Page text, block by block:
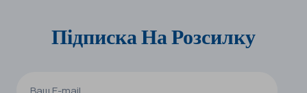
Підписка На Розсилку